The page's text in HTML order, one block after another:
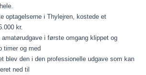
optagelserne i Thylejren, kostede et
kr.
i første omgang klippet og
timer og med
den i den professionelle udgave som kan
ned til